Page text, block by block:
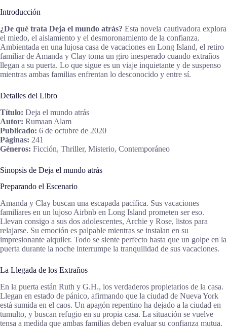
Introducción
¿De qué trata Deja el mundo atrás? Esta novela cautivadora explora
el miedo, el aislamiento y el desmoronamiento de la confianza.
Ambientada en una lujosa casa de vacaciones en Long Island, el retiro
familiar de Amanda y Clay toma un giro inesperado cuando extraños
llegan a su puerta. Lo que sigue es un viaje inquietante y de suspenso
mientras ambas familias enfrentan lo desconocido y entre sí.
Detalles del Libro
Título: Deja el mundo atrás
Autor: Rumaan Alam
Publicado: 6 de octubre de 2020
Páginas: 241
Géneros: Ficción, Thriller, Misterio, Contemporáneo
Sinopsis de Deja el mundo atrás
Preparando el Escenario
Amanda y Clay buscan una escapada pacífica. Sus vacaciones
familiares en un lujoso Airbnb en Long Island prometen ser eso.
Llevan consigo a sus dos adolescentes, Archie y Rose, listos para
relajarse. Su emoción es palpable mientras se instalan en su
impresionante alquiler. Todo se siente perfecto hasta que un golpe en la
puerta durante la noche interrumpe la tranquilidad de sus vacaciones.
La Llegada de los Extraños
En la puerta están Ruth y G.H., los verdaderos propietarios de la casa.
Llegan en estado de pánico, afirmando que la ciudad de Nueva York
está sumida en el caos. Un apagón repentino ha dejado a la ciudad en
tumulto, y buscan refugio en su propia casa. La situación se vuelve
tensa a medida que ambas familias deben evaluar su confianza mutua.